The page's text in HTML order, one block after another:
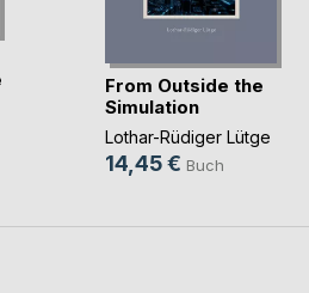
From Outside the
Simulation
Lothar-Rüdiger Lütge
14,45 € Buch